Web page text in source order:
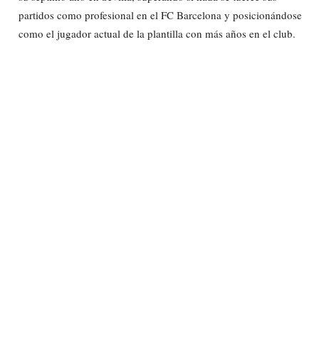
partidos como profesional en el FC Barcelona y posicionándose
como el jugador actual de la plantilla con más años en el club.